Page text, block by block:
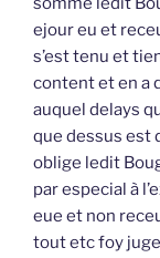
ejour eu et
s’est tenu et
content et en a
auquel delays
que dessus est
oblige ledit
par especial à
eue et non
tout etc foy